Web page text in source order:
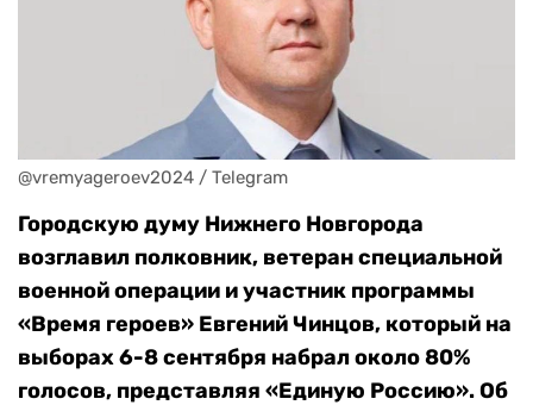
@vremyageroev2024 / Telegram
Городскую думу Нижнего Новгорода
возглавил полковник, ветеран специальной
военной операции и участник программы
«Время героев» Евгений Чинцов, который на
выборах 6-8 сентября набрал около 80%
голосов, представляя «Единую Россию». Об